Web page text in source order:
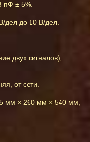
пФ ± 5%.
дел до 10 В/дел.
двух сигналов);
от сети.
мм × 260 мм × 540 мм,